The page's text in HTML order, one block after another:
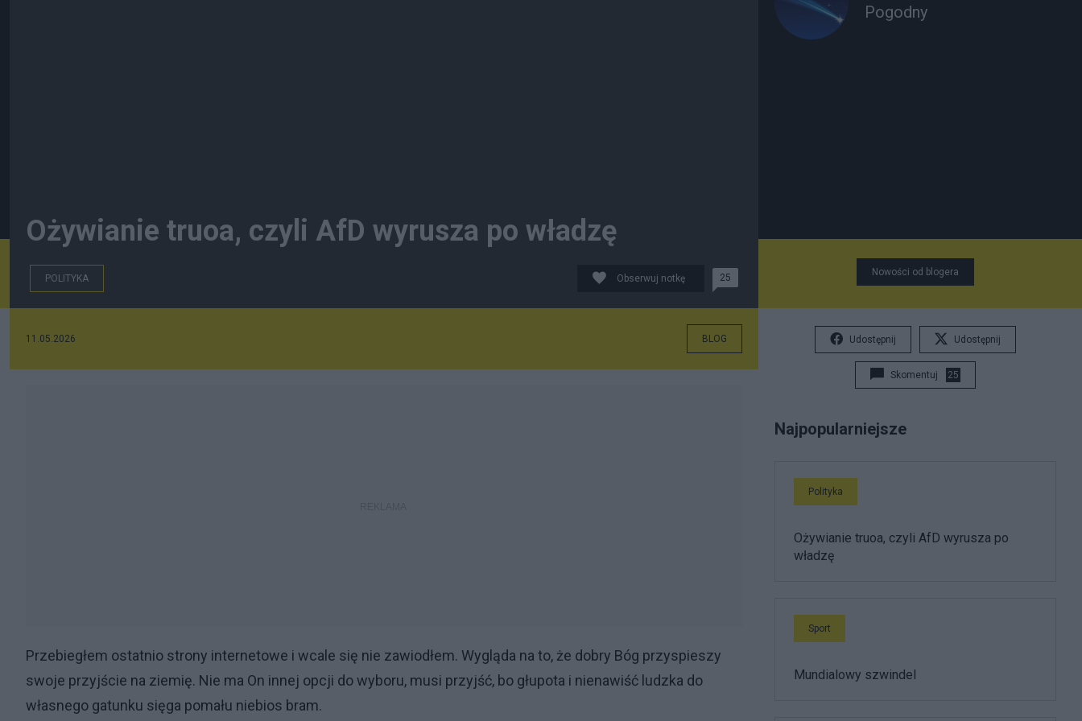
Ożywianie truoa, czyli AfD wyrusza po władzę
POLITYKA Obserwuj notkę 25
11.05.2026 BLOG
Przebiegłem ostatnio strony internetowe i wcale się nie zawiodłem. Wygląda na to, że dobry Bóg przyspieszy
swoje przyjście na ziemię. Nie ma On innej opcji do wyboru, musi przyjść, bo głupota i nienawiść ludzka do
własnego gatunku sięga pomału niebios bram.
Pogodny
Nowości od blogera
Udostępnij Udostępnij
Skomentuj 25
Najpopularniejsze
Polityka
Ożywianie truoa, czyli AfD wyrusza po
władzę
Sport
Mundialowy szwindel